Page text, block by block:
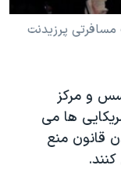
پرزیدنت
و مرکز
ها می
قانون منع